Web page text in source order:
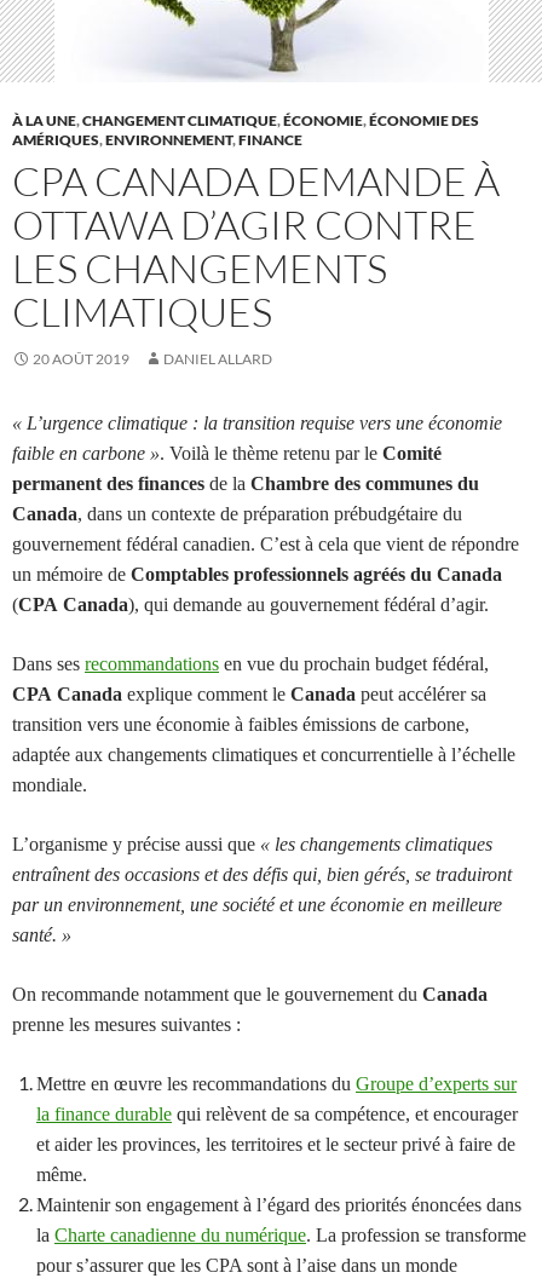
À LA UNE,CHANGEMENT CLIMATIQUE,ÉCONOMIE,ÉCONOMIE DES
AMÉRIQUES,ENVIRONNEMENT,FINANCE
CPA CANADA DEMANDE À
OTTAWA D’AGIR CONTRE
LES CHANGEMENTS
CLIMATIQUES
20 AOÛT 2019 DANIEL ALLARD
« L’urgence climatique : la transition requise vers une économie
faible en carbone ». Voilà le thème retenu par le Comité
permanent des finances de la Chambre des communes du
Canada, dans un contexte de préparation prébudgétaire du
gouvernement fédéral canadien. C’est à cela que vient de répondre
un mémoire de Comptables professionnels agréés du Canada
(CPA Canada), qui demande au gouvernement fédéral d’agir.
Dans ses recommandations en vue du prochain budget fédéral,
CPA Canada explique comment le Canada peut accélérer sa
transition vers une économie à faibles émissions de carbone,
adaptée aux changements climatiques et concurrentielle à l’échelle
mondiale.
L’organisme y précise aussi que « les changements climatiques
entraînent des occasions et des défis qui, bien gérés, se traduiront
par un environnement, une société et une économie en meilleure
santé. »
On recommande notamment que le gouvernement du Canada
prenne les mesures suivantes :
Mettre en œuvre les recommandations du Groupe d’experts sur
la finance durable qui relèvent de sa compétence, et encourager
et aider les provinces, les territoires et le secteur privé à faire de
même.
Maintenir son engagement à l’égard des priorités énoncées dans
la Charte canadienne du numérique. La profession se transforme
pour s’assurer que les CPA sont à l’aise dans un monde